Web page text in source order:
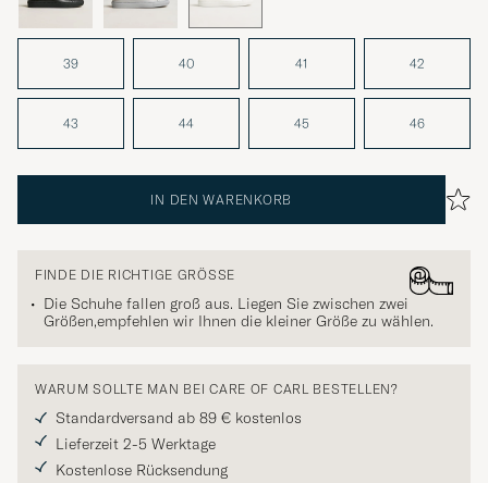
39 40 41 42
43 44 45 46
IN DEN WARENKORB
FINDE DIE RICHTIGE GRÖSSE
Die Schuhe fallen groß aus. Liegen Sie zwischen zwei
Größen,empfehlen wir Ihnen die kleiner Größe zu wählen.
WARUM SOLLTE MAN BEI CARE OF CARL BESTELLEN?
Standardversand ab 89 € kostenlos
Lieferzeit 2-5 Werktage
Kostenlose Rücksendung